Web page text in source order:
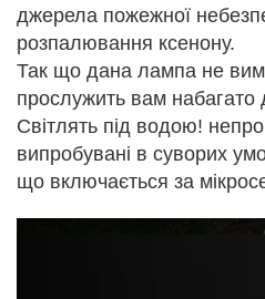
джерела пожежної
розпалювання ксенону.
Так що дана лампа не
прослужить вам набагато
Світлять під водою!
випробувані в суворих
що включається за